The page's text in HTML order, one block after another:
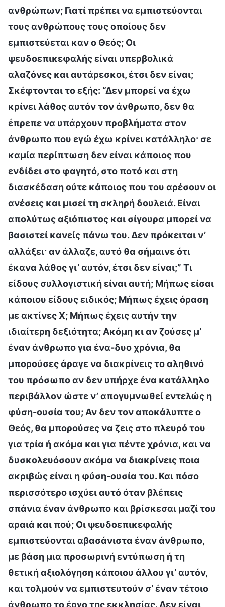
ανθρώπων; Γιατί πρέπει να εμπιστεύονται
τους ανθρώπους τους οποίους δεν
εμπιστεύεται καν ο Θεός; Οι
ψευδοεπικεφαλής είναι υπερβολικά
αλαζόνες και αυτάρεσκοι, έτσι δεν είναι;
Σκέφτονται το εξής: “Δεν μπορεί να έχω
κρίνει λάθος αυτόν τον άνθρωπο, δεν θα
έπρεπε να υπάρχουν προβλήματα στον
άνθρωπο που εγώ έχω κρίνει κατάλληλο· σε
καμία περίπτωση δεν είναι κάποιος που
ενδίδει στο φαγητό, στο ποτό και στη
διασκέδαση ούτε κάποιος που του αρέσουν οι
ανέσεις και μισεί τη σκληρή δουλειά. Είναι
απολύτως αξιόπιστος και σίγουρα μπορεί να
βασιστεί κανείς πάνω του. Δεν πρόκειται ν’
αλλάξει· αν άλλαζε, αυτό θα σήμαινε ότι
έκανα λάθος γι’ αυτόν, έτσι δεν είναι;” Τι
είδους συλλογιστική είναι αυτή; Μήπως είσαι
κάποιου είδους ειδικός; Μήπως έχεις όραση
με ακτίνες Χ; Μήπως έχεις αυτήν την
ιδιαίτερη δεξιότητα; Ακόμη κι αν ζούσες μ’
έναν άνθρωπο για ένα-δυο χρόνια, θα
μπορούσες άραγε να διακρίνεις το αληθινό
του πρόσωπο αν δεν υπήρχε ένα κατάλληλο
περιβάλλον ώστε ν’ απογυμνωθεί εντελώς η
φύση-ουσία του; Αν δεν τον αποκάλυπτε ο
Θεός, θα μπορούσες να ζεις στο πλευρό του
για τρία ή ακόμα και για πέντε χρόνια, και να
δυσκολευόσουν ακόμα να διακρίνεις ποια
ακριβώς είναι η φύση-ουσία του. Και πόσο
περισσότερο ισχύει αυτό όταν βλέπεις
σπάνια έναν άνθρωπο και βρίσκεσαι μαζί του
αραιά και πού; Οι ψευδοεπικεφαλής
εμπιστεύονται αβασάνιστα έναν άνθρωπο,
με βάση μια προσωρινή εντύπωση ή τη
θετική αξιολόγηση κάποιου άλλου γι’ αυτόν,
και τολμούν να εμπιστευτούν σ’ έναν τέτοιο
άνθρωπο το έργο της εκκλησίας. Δεν είναι